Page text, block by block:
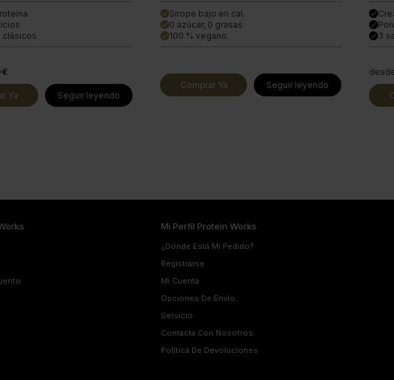
clásicos
Ya Seguir leyendo
done Sirope bajo en cal.
done 0 azúcar, 0 grasas
done 100 % vegano
Comprar Ya Seguir leyendo
done
done
done3
Mi Perfil Protein Works
¿Dónde Está Mi Pedido?
Registrarse
Mi Cuenta
Opciones De Envío
Servicio
Contacta Con Nosotros
Política De Devoluciones